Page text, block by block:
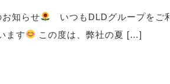
知らせ
いつもDLDグループをご
ます
この度は、弊社の夏 […]